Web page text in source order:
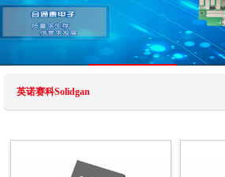
英诺赛科Solidgan